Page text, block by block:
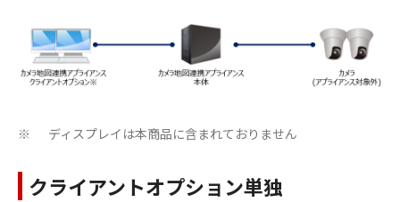
※ ディスプレイは本商品に含まれておりません
クライアントオプション単独